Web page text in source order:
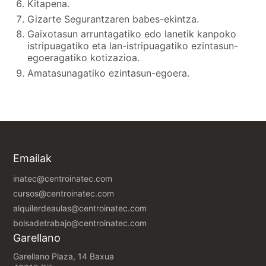
Kitapena.
Gizarte Segurantzaren babes-ekintza.
Gaixotasun arruntagatiko edo lanetik kanpoko
istripuagatiko eta lan-istripuagatiko ezintasun-
egoeragatiko kotizazioa.
Amatasunagatiko ezintasun-egoera.
Emailak
inatec@centroinatec.com
cursos@centroinatec.com
alquilerdeaulas@centroinatec.com
bolsadetrabajo@centroinatec.com
Garellano
Garellano Plaza, 14 Baxua